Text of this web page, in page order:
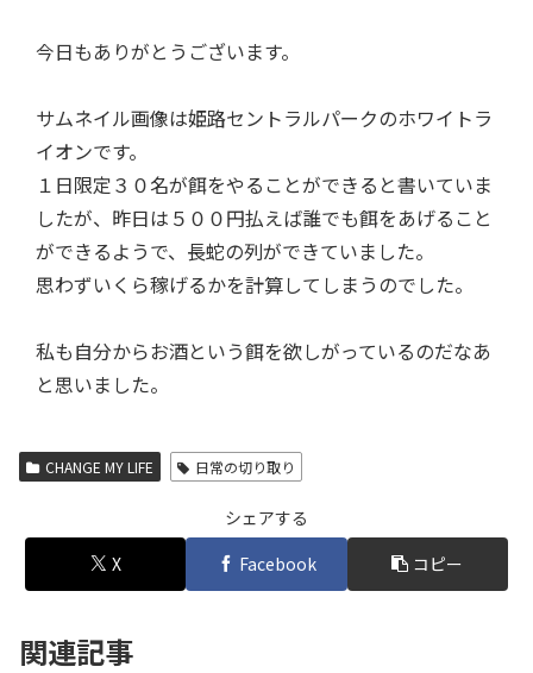
今日もありがとうございます。
サムネイル画像は姫路セントラルパークのホワイトラ
イオンです。
１日限定３０名が餌をやることができると書いていま
したが、昨日は５００円払えば誰でも餌をあげること
ができるようで、長蛇の列ができていました。
思わずいくら稼げるかを計算してしまうのでした。
私も自分からお酒という餌を欲しがっているのだなあ
と思いました。
CHANGE MY LIFE 日常の切り取り
シェアする
X
Facebook コピー
関連記事